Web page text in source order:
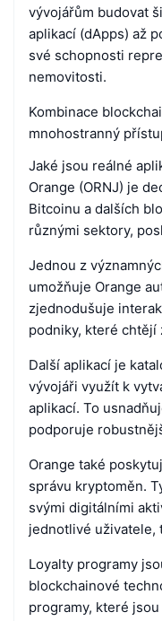
vývojářům budovat
aplikací (dApps) až
své schopnosti
nemovitosti.
Kombinace
mnohostranný
Jaké jsou reálné
Orange (ORNJ) je
Bitcoinu a dalších
různými sektory,
Jednou z
umožňuje Orange
zjednodušuje
podniky, které chtějí
Další aplikací je
vývojáři využít k
aplikací. To
podporuje
Orange také
správu kryptoměn.
svými digitálními
jednotlivé uživatele,
Loyalty programy
blockchainové
programy, které